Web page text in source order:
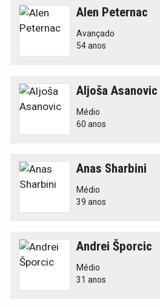
Alen Peternac
Avançado
54 anos
Aljoša Asanovic
Médio
60 anos
Anas Sharbini
Médio
39 anos
Andrei Šporcic
Médio
31 anos